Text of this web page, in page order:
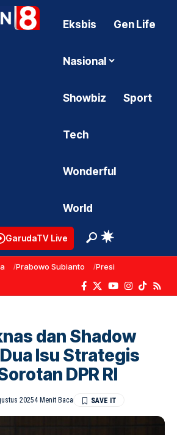
Eksbis Gen Life
Nasional
Showbiz Sport
Tech
Wonderful
World
GarudaTV Live
Prabowo Subianto Presiden Prabowo
dan Shadow
Isu Strategis
DPR RI
20254 Menit Baca